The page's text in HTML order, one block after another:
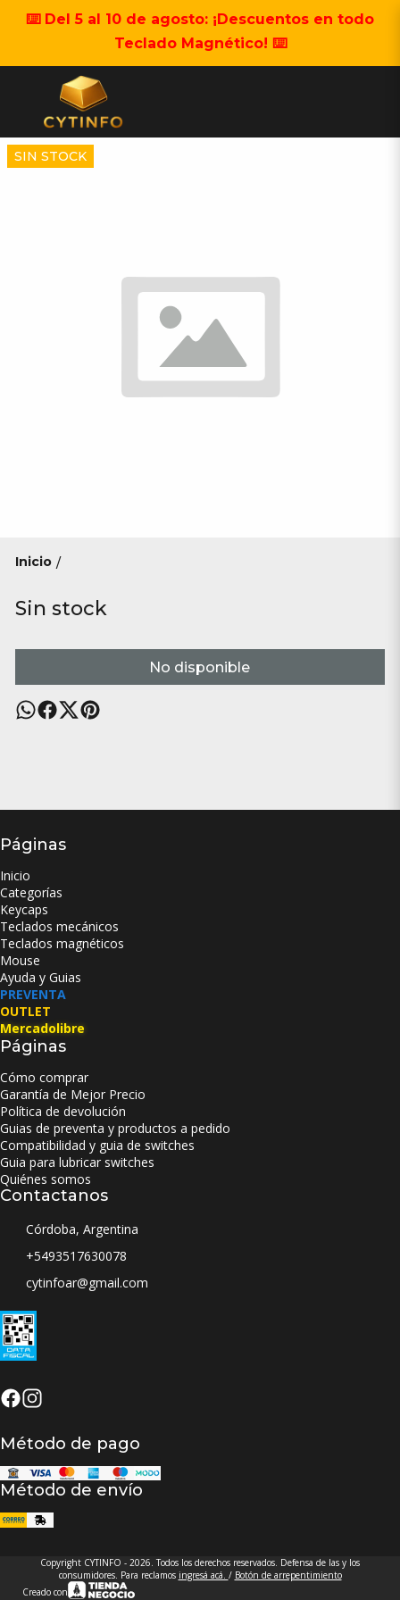
⌨️ Del 5 al 10 de agosto: ¡Descuentos en todo
Teclado Magnético! ⌨️
SIN STOCK
Inicio /
Sin stock
No disponible
Páginas
Inicio
Categorías
Keycaps
Teclados mecánicos
Teclados magnéticos
Mouse
Ayuda y Guias
PREVENTA
OUTLET
Mercadolibre
Páginas
Cómo comprar
Garantía de Mejor Precio
Política de devolución
Guias de preventa y productos a pedido
Compatibilidad y guia de switches
Guia para lubricar switches
Quiénes somos
Contactanos
Córdoba, Argentina
+5493517630078
cytinfoar@gmail.com
Método de pago
Método de envío
Copyright CYTINFO - 2026. Todos los derechos reservados. Defensa de las y los
consumidores. Para reclamos ingresá acá. / Botón de arrepentimiento
Creado con